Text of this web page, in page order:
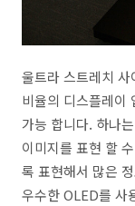
울트라 스트레치
비율의 디스플레이
가능 합니다. 하나
이미지를 표현 할
록 표현해서 많은
우수한 OLED를 사